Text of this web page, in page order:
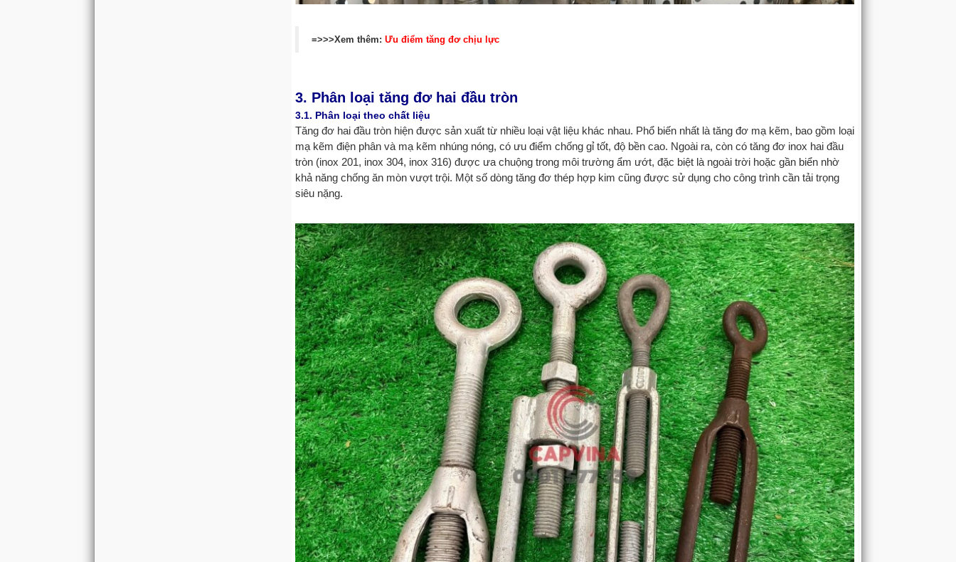
=>>>Xem thêm: Ưu điểm tăng đơ chịu lực
3. Phân loại tăng đơ hai đầu tròn
3.1. Phân loại theo chất liệu
Tăng đơ hai đầu tròn hiện được sản xuất từ nhiều loại vật liệu khác nhau. Phổ biến nhất là tăng đơ mạ kẽm, bao gồm loại
mạ kẽm điện phân và mạ kẽm nhúng nóng, có ưu điểm chống gỉ tốt, độ bền cao. Ngoài ra, còn có tăng đơ inox hai đầu
tròn (inox 201, inox 304, inox 316) được ưa chuộng trong môi trường ẩm ướt, đặc biệt là ngoài trời hoặc gần biển nhờ
khả năng chống ăn mòn vượt trội. Một số dòng tăng đơ thép hợp kim cũng được sử dụng cho công trình cần tải trọng
siêu nặng.